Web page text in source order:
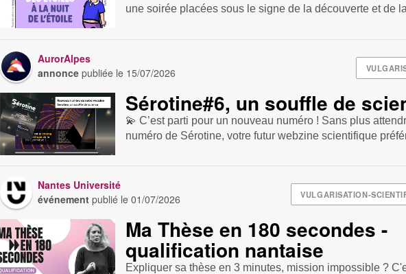
une soirée placées sous le signe de la découverte et de
AurorAlpes
annonce publiée le 15/07/2026
Sérotine#6, un souffle de
💫 C’est parti pour un nouveau numéro ! Sans plus
numéro de Sérotine, votre futur webzine scientifique
VULGARISATION-
Nantes Université
événement publié le01/07/2026
Ma Thèse en 180 secondes -
qualification nantaise
Expliquer sa thèse en 3 minutes, mission impossible ?